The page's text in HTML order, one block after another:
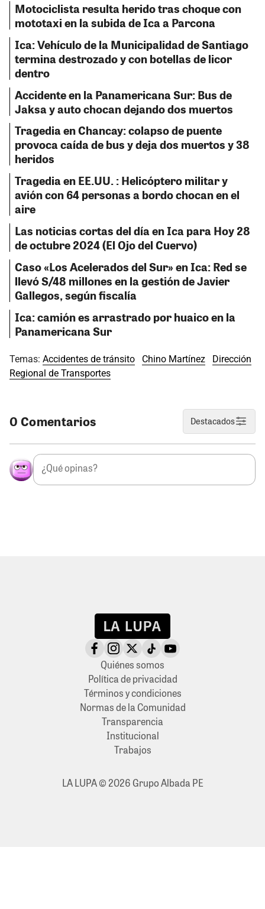
Motociclista resulta herido tras choque con
mototaxi en la subida de Ica a Parcona
Ica: Vehículo de la Municipalidad de Santiago
termina destrozado y con botellas de licor
dentro
Accidente en la Panamericana Sur: Bus de
Jaksa y auto chocan dejando dos muertos
Tragedia en Chancay: colapso de puente
provoca caída de bus y deja dos muertos y 38
heridos
Tragedia en EE.UU. : Helicóptero militar y
avión con 64 personas a bordo chocan en el
aire
Las noticias cortas del día en Ica para Hoy 28
de octubre 2024 (El Ojo del Cuervo)
Caso «Los Acelerados del Sur» en Ica: Red se
llevó S/48 millones en la gestión de Javier
Gallegos, según fiscalía
Ica: camión es arrastrado por huaico en la
Panamericana Sur
Temas: Accidentes de tránsito Chino Martínez
Dirección
Regional de Transportes
0 Comentarios Destacados
Quiénes somos
Política de privacidad
Términos y condiciones
Normas de la Comunidad
Transparencia
Institucional
Trabajos
LA LUPA © 2026 Grupo Albada PE